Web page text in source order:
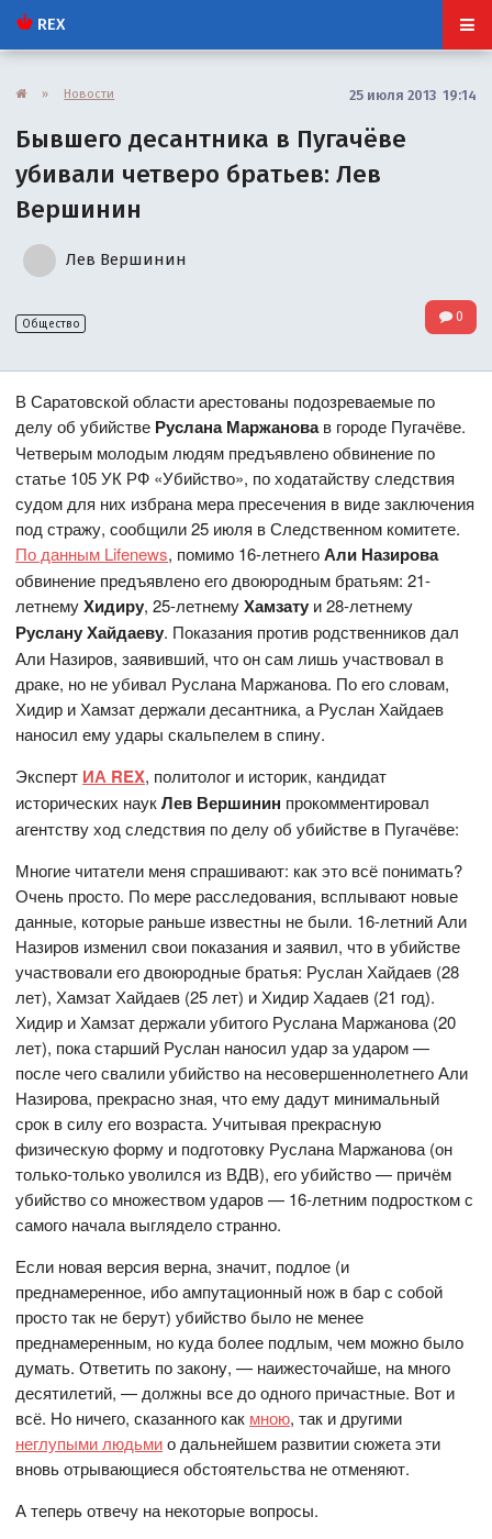
REX
» Новости 25 июля 2013 19:14
Бывшего десантника в Пугачёве
убивали четверо братьев: Лев
Вершинин
Лев Вершинин
Общество 0
В Саратовской области арестованы подозреваемые по
делу об убийстве Руслана Маржановав городе Пугачёве.
Четверым молодым людям предъявлено обвинение по
статье 105 УК РФ «Убийство», по ходатайству следствия
судом для них избрана мера пресечения в виде заключения
под стражу, сообщили 25 июля в Следственном комитете.
По данным Lifenews, помимо 16-летнегоАли Назирова
обвинение предъявлено его двоюродным братьям: 21-
летнемуХидиру, 25-летнемуХамзату и 28-летнему
Руслану Хайдаеву. Показания против родственников дал
Али Назиров, заявивший, что он сам лишь участвовал в
драке, но не убивал Руслана Маржанова. По его словам,
Хидир и Хамзат держали десантника, а Руслан Хайдаев
наносил ему удары скальпелем в спину.
Эксперт ИА REX, политолог и историк, кандидат
исторических наукЛев Вершинин прокомментировал
агентству ход следствия по делу об убийстве в Пугачёве:
Многие читатели меня спрашивают: как это всё понимать?
Очень просто. По мере расследования, всплывают новые
данные, которые раньше известны не были. 16-летний Али
Назиров изменил свои показания и заявил, что в убийстве
участвовали его двоюродные братья: Руслан Хайдаев (28
лет), Хамзат Хайдаев (25 лет) и Хидир Хадаев (21 год).
Хидир и Хамзат держали убитого Руслана Маржанова (20
лет), пока старший Руслан наносил удар за ударом —
после чего свалили убийство на несовершеннолетнего Али
Назирова, прекрасно зная, что ему дадут минимальный
срок в силу его возраста. Учитывая прекрасную
физическую форму и подготовку Руслана Маржанова (он
только-только уволился из ВДВ), его убийство — причём
убийство со множеством ударов — 16-летним подростком с
самого начала выглядело странно.
Если новая версия верна, значит, подлое (и
преднамеренное, ибо ампутационный нож в бар с собой
просто так не берут) убийство было не менее
преднамеренным, но куда более подлым, чем можно было
думать. Ответить по закону, — наижесточайше, на много
десятилетий, — должны все до одного причастные. Вот и
всё. Но ничего, сказанного как мною, так и другими
неглупыми людьмио дальнейшем развитии сюжета эти
вновь отрывающиеся обстоятельства не отменяют.
А теперь отвечу на некоторые вопросы.